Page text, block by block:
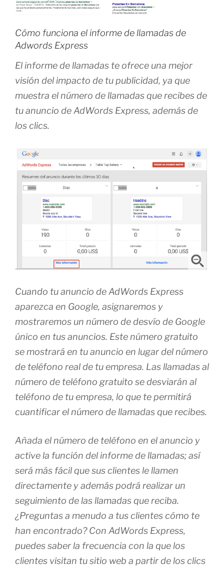
Cómo funciona el informe de llamadas de
Adwords Express
El informe de llamadas te ofrece una mejor
visión del impacto de tu publicidad, ya que
muestra el número de llamadas que recibes de
tu anuncio de AdWords Express, además de
los clics.
Cuando tu anuncio de AdWords Express
aparezca en Google, asignaremos y
mostraremos un número de desvío de Google
único en tus anuncios. Este número gratuito
se mostrará en tu anuncio en lugar del número
de teléfono real de tu empresa. Las llamadas al
número de teléfono gratuito se desviarán al
teléfono de tu empresa, lo que te permitirá
cuantificar el número de llamadas que recibes.
Añada el número de teléfono en el anuncio y
active la función del informe de llamadas; así
será más fácil que sus clientes le llamen
directamente y además podrá realizar un
seguimiento de las llamadas que reciba.
¿Preguntas a menudo a tus clientes cómo te
han encontrado? Con AdWords Express,
puedes saber la frecuencia con la que los
clientes visitan tu sitio web a partir de los clics